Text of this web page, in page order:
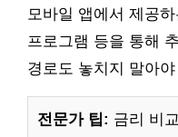
모바일 앱에서 제공
프로그램 등을 통해
경로도 놓치지 말아
전문가 팁: 금리 비